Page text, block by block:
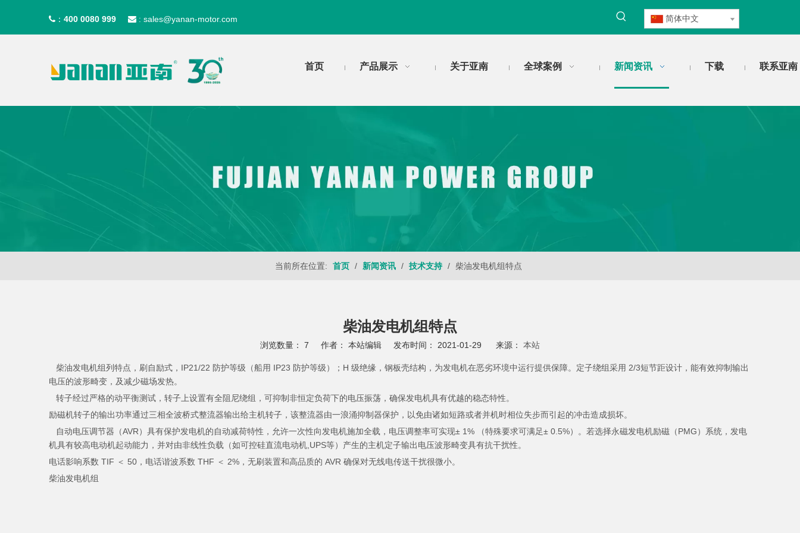
： 400 0080 999  : sales@yanan-motor.com 简体中文
首页 产品展示 关于亚南 全球案例 新闻资讯 下载 联系亚南
当前所在位置: 首页 / 新闻资讯 / 技术支持 / 柴油发电机组特点
柴油发电机组特点
浏览数量： 7 作者： 本站编辑 发布时间： 2021-01-29 来源： 本站
["wechat","weibo","qzone","douban","email"]
柴油发电机组列特点，刷自励式，IP21/22 防护等级（船用 IP23 防护等级）；H 级绝缘，钢板壳结构，为发电机在恶劣环境中运行提供保障。定子绕组采用 2/3短节距设计，能有效抑制输出
电压的波形畸变，及减少磁场发热。
转子经过严格的动平衡测试，转子上设置有全阻尼绕组，可抑制非恒定负荷下的电压振荡，确保发电机具有优越的稳态特性。
励磁机转子的输出功率通过三相全波桥式整流器输出给主机转子，该整流器由一浪涌抑制器保护，以免由诸如短路或者并机时相位失步而引起的冲击造成损坏。
自动电压调节器（AVR）具有保护发电机的自动减荷特性，允许一次性向发电机施加全载，电压调整率可实现± 1% （特殊要求可满足± 0.5%）。若选择永磁发电机励磁（PMG）系统，发电
机具有较高电动机起动能力，并对由非线性负载（如可控硅直流电动机,UPS等）产生的主机定子输出电压波形畸变具有抗干扰性。
电话影响系数 TIF ＜ 50，电话谐波系数 THF ＜ 2%，无刷装置和高品质的 AVR 确保对无线电传送干扰很微小。
柴油发电机组